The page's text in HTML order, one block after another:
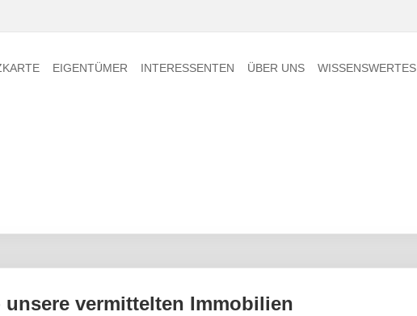
EIGENTÜMER INTERESSENTEN ÜBER UNS WISSENSWERTES
vermittelten Immobilien